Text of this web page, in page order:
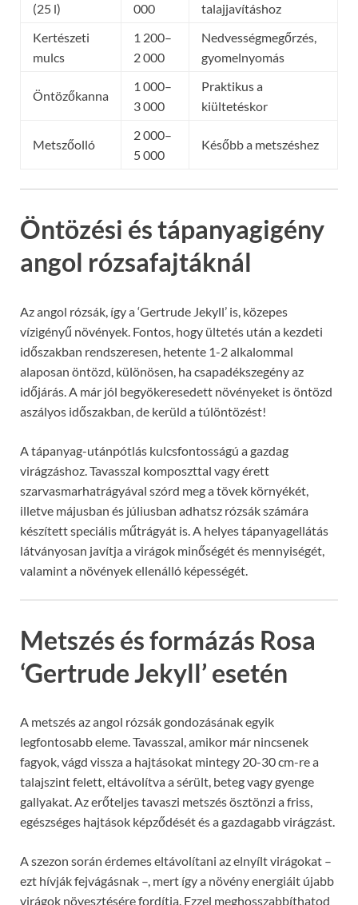
(25 l)
000
talajjavításhoz
Kertészeti
mulcs
1 200–
2 000
Nedvességmegőrzés,
gyomelnyomás
Öntözőkanna
1 000–
3 000
Praktikus a
kiültetéskor
Metszőolló
2 000–
5 000
Később a metszéshez
Öntözési és tápanyagigény
angol rózsafajtáknál
Az angol rózsák, így a ‘Gertrude Jekyll’ is, közepes
vízigényű növények. Fontos, hogy ültetés után a kezdeti
időszakban rendszeresen, hetente 1-2 alkalommal
alaposan öntözd, különösen, ha csapadékszegény az
időjárás. A már jól begyökeresedett növényeket is öntözd
aszályos időszakban, de kerüld a túlöntözést!
A tápanyag-utánpótlás kulcsfontosságú a gazdag
virágzáshoz. Tavasszal komposzttal vagy érett
szarvasmarhatrágyával szórd meg a tövek környékét,
illetve májusban és júliusban adhatsz rózsák számára
készített speciális műtrágyát is. A helyes tápanyagellátás
látványosan javítja a virágok minőségét és mennyiségét,
valamint a növények ellenálló képességét.
Metszés és formázás Rosa
‘Gertrude Jekyll’ esetén
A metszés az angol rózsák gondozásának egyik
legfontosabb eleme. Tavasszal, amikor már nincsenek
fagyok, vágd vissza a hajtásokat mintegy 20-30 cm-re a
talajszint felett, eltávolítva a sérült, beteg vagy gyenge
gallyakat. Az erőteljes tavaszi metszés ösztönzi a friss,
egészséges hajtások képződését és a gazdagabb virágzást.
A szezon során érdemes eltávolítani az elnyílt virágokat –
ezt hívják fejvágásnak –, mert így a növény energiáit újabb
virágok növesztésére fordítja. Ezzel meghosszabbíthatod